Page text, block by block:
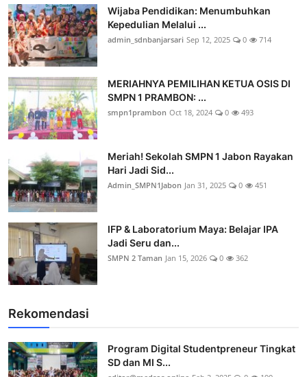
Wijaba Pendidikan: Menumbuhkan
Kepedulian Melalui ...
admin_sdnbanjarsari Sep 12, 2025 0 714
MERIAHNYA PEMILIHAN KETUA OSIS DI
SMPN 1 PRAMBON: ...
smpn1prambon Oct 18, 2024 0 493
Meriah! Sekolah SMPN 1 Jabon Rayakan
Hari Jadi Sid...
Admin_SMPN1Jabon Jan 31, 2025 0 451
IFP & Laboratorium Maya: Belajar IPA
Jadi Seru dan...
SMPN 2 Taman Jan 15, 2026 0 362
Rekomendasi
Program Digital Studentpreneur Tingkat
SD dan MI S...